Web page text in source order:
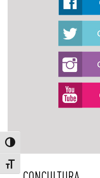
Alternar alto contraste
Alternar tamaño de letra